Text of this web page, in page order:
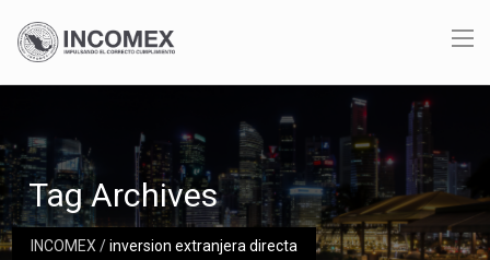
INCOMEX/inversion extranjera directa
Tag Archives